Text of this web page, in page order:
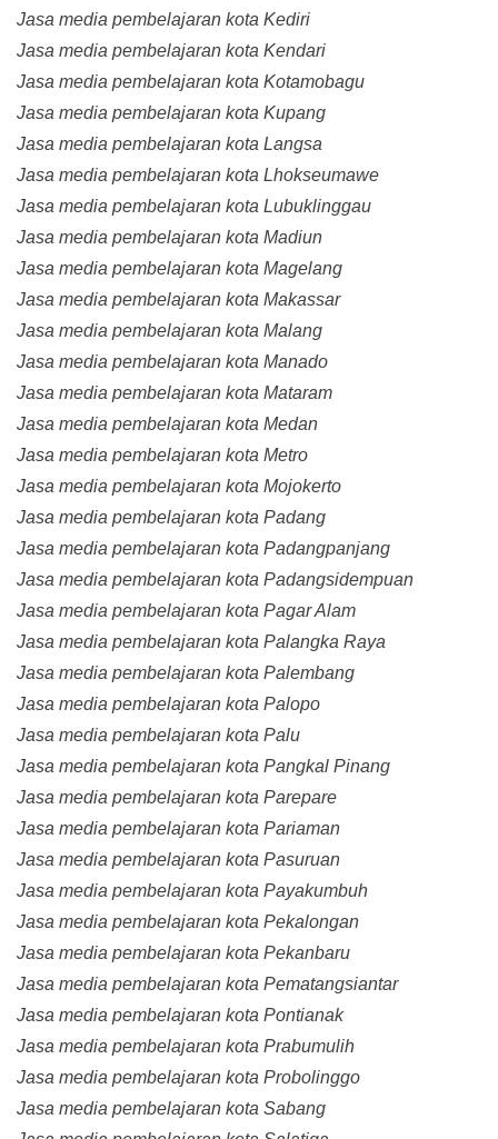
Jasa media pembelajaran kota Kediri
Jasa media pembelajaran kota Kendari
Jasa media pembelajaran kota Kotamobagu
Jasa media pembelajaran kota Kupang
Jasa media pembelajaran kota Langsa
Jasa media pembelajaran kota Lhokseumawe
Jasa media pembelajaran kota Lubuklinggau
Jasa media pembelajaran kota Madiun
Jasa media pembelajaran kota Magelang
Jasa media pembelajaran kota Makassar
Jasa media pembelajaran kota Malang
Jasa media pembelajaran kota Manado
Jasa media pembelajaran kota Mataram
Jasa media pembelajaran kota Medan
Jasa media pembelajaran kota Metro
Jasa media pembelajaran kota Mojokerto
Jasa media pembelajaran kota Padang
Jasa media pembelajaran kota Padangpanjang
Jasa media pembelajaran kota Padangsidempuan
Jasa media pembelajaran kota Pagar Alam
Jasa media pembelajaran kota Palangka Raya
Jasa media pembelajaran kota Palembang
Jasa media pembelajaran kota Palopo
Jasa media pembelajaran kota Palu
Jasa media pembelajaran kota Pangkal Pinang
Jasa media pembelajaran kota Parepare
Jasa media pembelajaran kota Pariaman
Jasa media pembelajaran kota Pasuruan
Jasa media pembelajaran kota Payakumbuh
Jasa media pembelajaran kota Pekalongan
Jasa media pembelajaran kota Pekanbaru
Jasa media pembelajaran kota Pematangsiantar
Jasa media pembelajaran kota Pontianak
Jasa media pembelajaran kota Prabumulih
Jasa media pembelajaran kota Probolinggo
Jasa media pembelajaran kota Sabang